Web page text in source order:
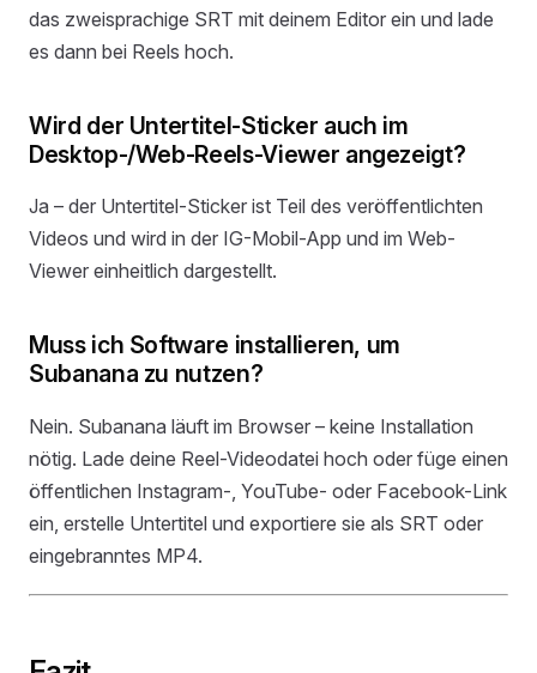
das zweisprachige SRT mit deinem Editor ein und lade
es dann bei Reels hoch.
Wird der Untertitel-Sticker auch im
Desktop-/Web-Reels-Viewer angezeigt?
Ja – der Untertitel-Sticker ist Teil des veröffentlichten
Videos und wird in der IG-Mobil-App und im Web-
Viewer einheitlich dargestellt.
Muss ich Software installieren, um
Subanana zu nutzen?
Nein. Subanana läuft im Browser – keine Installation
nötig. Lade deine Reel-Videodatei hoch oder füge einen
öffentlichen Instagram-, YouTube- oder Facebook-Link
ein, erstelle Untertitel und exportiere sie als SRT oder
eingebranntes MP4.